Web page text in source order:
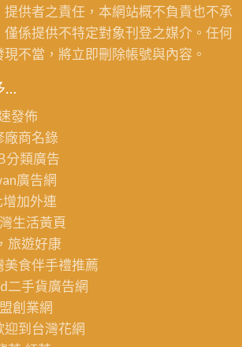
供者之責任，本網站概不負責也不承
係提供不特定對象刊登之媒介。任何
不當，將立即刪除帳號與內容。
…
發佈
廠商名錄
分類廣告
廣告網
增加外連
生活黃頁
旅遊好康
美食伴手禮推薦
二手貨廣告網
創業網
到 台灣花網